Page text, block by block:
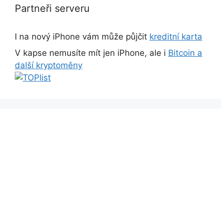
Partneři serveru
I na nový iPhone vám může půjčit kreditní karta
V kapse nemusíte mít jen iPhone, ale i Bitcoin a
další kryptoměny